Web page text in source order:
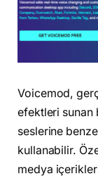
Voicemod,
efektleri sunan
seslerine
kullanabilir.
medya